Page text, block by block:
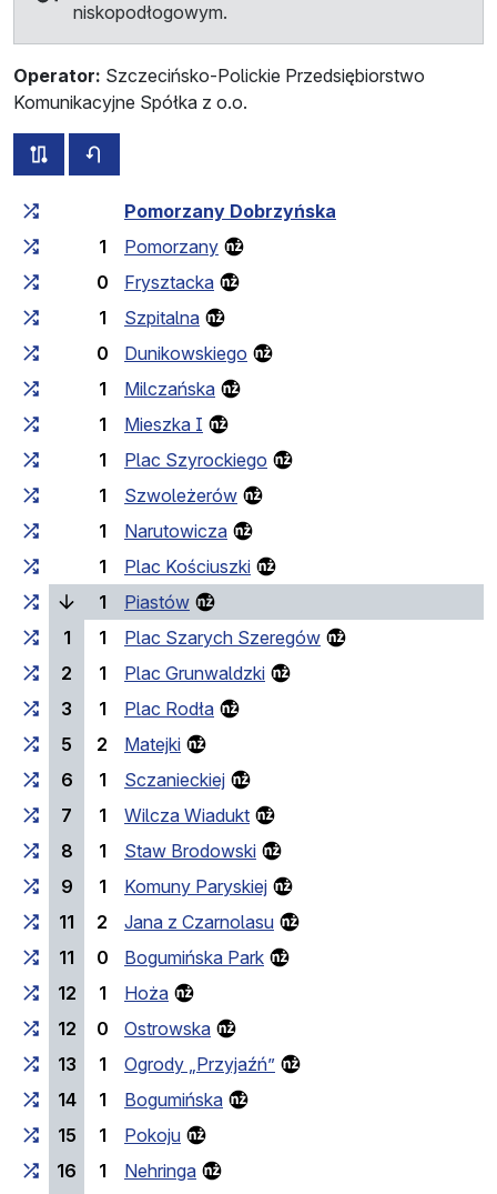
niskopodłogowym.
Operator: Szczecińsko-Polickie Przedsiębiorstwo
Komunikacyjne Spółka z o.o.
wszystkie trasy tej linii
Czas przejazdu narastająco Czas przejazdu między
Pomorzany Dobrzyńska
1
Pomorzany
0
Frysztacka
1
Szpitalna
0
Dunikowskiego
1
Milczańska
1
Mieszka I
1
Plac Szyrockiego
1
Szwoleżerów
1
Narutowicza
1
Plac Kościuszki
1
Piastów
1
1
Plac Szarych Szeregów
2
1
Plac Grunwaldzki
3
1
Plac Rodła
5
2
Matejki
6
1
Sczanieckiej
7
1
Wilcza Wiadukt
8
1
Staw Brodowski
9
1
Komuny Paryskiej
11
2
Jana z Czarnolasu
11
0
Bogumińska Park
12
1
Hoża
12
0
Ostrowska
13
1
Ogrody „Przyjaźń”
14
1
Bogumińska
15
1
Pokoju
16
1 Nehringa